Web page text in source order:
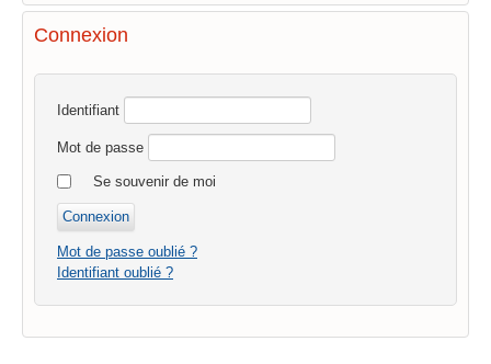
Connexion
Identifiant
Mot de passe
Se souvenir de moi
Mot de passe oublié ?
Identifiant oublié ?